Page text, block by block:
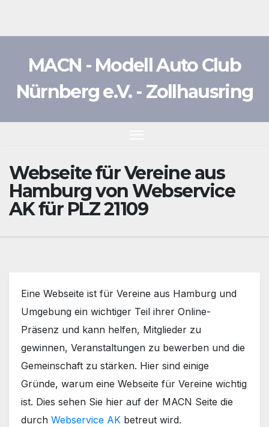
MACN - Modell Auto Club
Nürnberg e.V. - Zollhausring
Webseite für Vereine aus
Hamburg von Webservice
AK für PLZ 21109
Eine Webseite ist für Vereine aus Hamburg und
Umgebung ein wichtiger Teil ihrer Online-
Präsenz und kann helfen, Mitglieder zu
gewinnen, Veranstaltungen zu bewerben und die
Gemeinschaft zu stärken. Hier sind einige
Gründe, warum eine Webseite für Vereine wichtig
ist. Dies sehen Sie hier auf der MACN Seite die
durch Webservice AK betreut wird.